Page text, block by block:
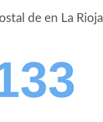
de en La